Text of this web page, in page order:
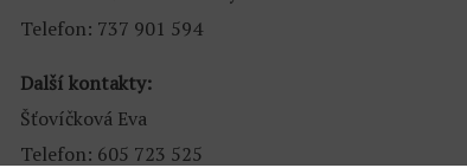
Telefon: 737 901 594
Další kontakty:
Šťovíčková Eva
Telefon: 605 723 525